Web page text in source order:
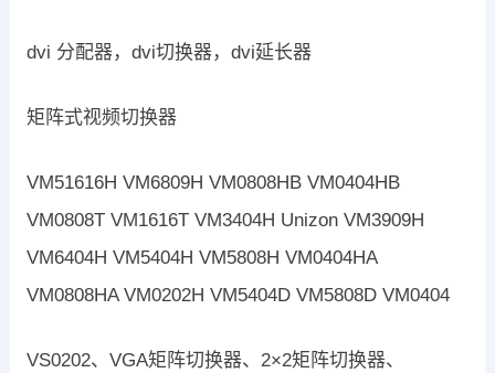
dvi 分配器，dvi切换器，dvi延长器
矩阵式视频切换器
VM51616H VM6809H VM0808HB VM0404HB
VM0808T VM1616T VM3404H Unizon VM3909H
VM6404H VM5404H VM5808H VM0404HA
VM0808HA VM0202H VM5404D VM5808D VM0404
VS0202、VGA矩阵切换器、2×2矩阵切换器、